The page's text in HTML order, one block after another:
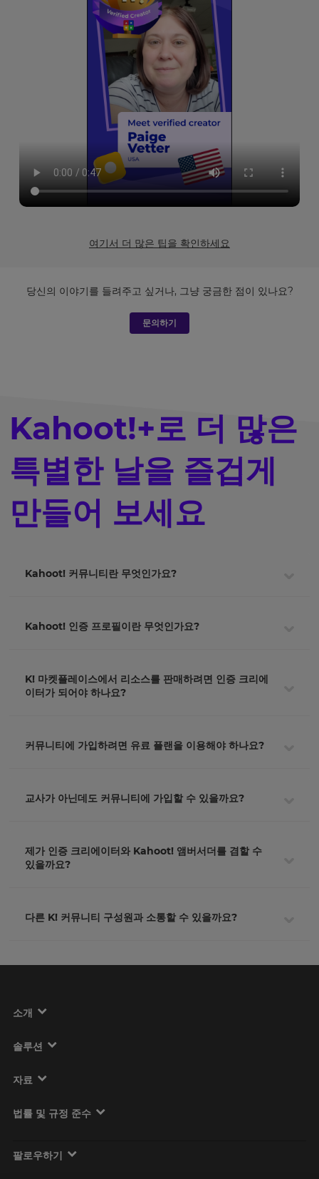
여기서 더 많은 팁을 확인하세요
당신의 이야기를 들려주고 싶거나, 그냥 궁금한 점이 있나요?
문의하기
Kahoot!+로 더 많은
특별한 날을 즐겁게
만들어 보세요
Kahoot! 커뮤니티란 무엇인가요?
Kahoot! 인증 프로필이란 무엇인가요?
K! 마켓플레이스에서 리소스를 판매하려면 인증 크리에
이터가 되어야 하나요?
커뮤니티에 가입하려면 유료 플랜을 이용해야 하나요?
교사가 아닌데도 커뮤니티에 가입할 수 있을까요?
제가 인증 크리에이터와 Kahoot! 앰버서더를 겸할 수
있을까요?
다른 K! 커뮤니티 구성원과 소통할 수 있을까요?
소개
솔루션
자료
법률 및 규정 준수
팔로우하기